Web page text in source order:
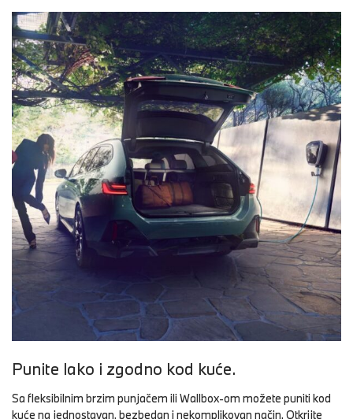
Punite lako i zgodno kod kuće.
Sa fleksibilnim brzim punjačem ili Wallbox-om možete puniti kod
kuće na jednostavan, bezbedan i nekomplikovan način. Otkrijte